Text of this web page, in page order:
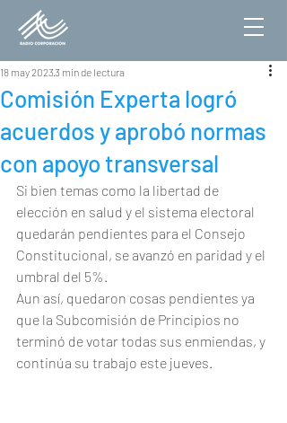
Comisión Experta logró
acuerdos y aprobó normas
con apoyo transversal
18 may 20233 min de lectura
Si bien temas como la libertad de
elección en salud y el sistema electoral
quedarán pendientes para el Consejo
Constitucional, se avanzó en paridad y el
umbral del 5%.
Aun así, quedaron cosas pendientes ya
que la Subcomisión de Principios no
terminó de votar todas sus enmiendas, y
continúa su trabajo este jueves.